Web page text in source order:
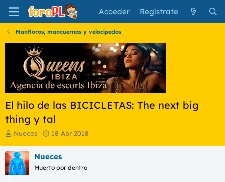
Acceder Regístrate
Manfloros, mancuernas y velocípedos
El hilo de las BICICLETAS: The next big
thing y tal
I
i
c
i
a
Nueces
F
h
a
18 Abr 2018
Nueces
Muerto por dentro